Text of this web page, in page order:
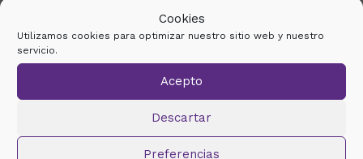
Cookies
Utilizamos cookies para optimizar nuestro sitio web y nuestro
servicio.
Acepto
Descartar
Preferencias
Semana Santa Solemnidad de la Asunción
Virgen de la Antigua
Histórico de noticias
marzo 2026 mayo 2024 marzo 2024
febrero